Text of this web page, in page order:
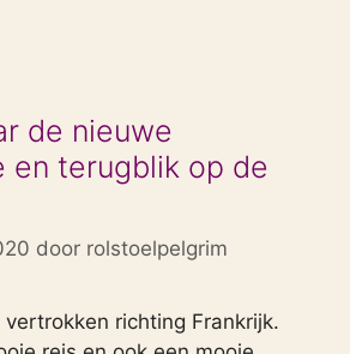
de nieuwe
en terugblik op de
door rolstoelpelgrim
richting Frankrijk.